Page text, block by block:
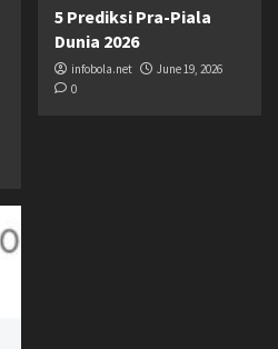
5 Prediksi Pra-Piala
Dunia 2026
infobola.net
June 19, 2026
0